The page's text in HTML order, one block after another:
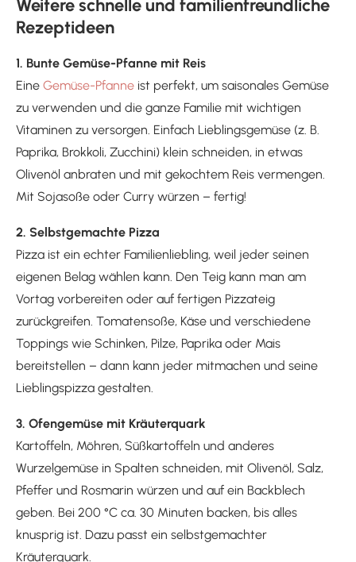
Weitere schnelle und familienfreundliche
Rezeptideen
1. Bunte Gemüse-Pfanne mit Reis
Eine Gemüse-Pfanne ist perfekt, um saisonales Gemüse
zu verwenden und die ganze Familie mit wichtigen
Vitaminen zu versorgen. Einfach Lieblingsgemüse (z. B.
Paprika, Brokkoli, Zucchini) klein schneiden, in etwas
Olivenöl anbraten und mit gekochtem Reis vermengen.
Mit Sojasoße oder Curry würzen – fertig!
2. Selbstgemachte Pizza
Pizza ist ein echter Familienliebling, weil jeder seinen
eigenen Belag wählen kann. Den Teig kann man am
Vortag vorbereiten oder auf fertigen Pizzateig
zurückgreifen. Tomatensoße, Käse und verschiedene
Toppings wie Schinken, Pilze, Paprika oder Mais
bereitstellen – dann kann jeder mitmachen und seine
Lieblingspizza gestalten.
3. Ofengemüse mit Kräuterquark
Kartoffeln, Möhren, Süßkartoffeln und anderes
Wurzelgemüse in Spalten schneiden, mit Olivenöl, Salz,
Pfeffer und Rosmarin würzen und auf ein Backblech
geben. Bei 200 °C ca. 30 Minuten backen, bis alles
knusprig ist. Dazu passt ein selbstgemachter
Kräuterquark.